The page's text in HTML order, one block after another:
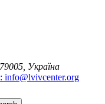
Україна
info@lvivcenter.org